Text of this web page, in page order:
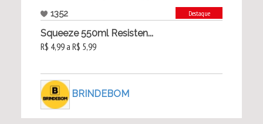
1352 Destaque
Squeeze 550ml Resisten...
R$ 4,99 a R$ 5,99
BRINDEBOM